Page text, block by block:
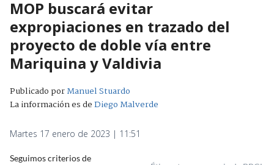
MOP buscará evitar
expropiaciones en trazado del
proyecto de doble vía entre
Mariquina y Valdivia
Publicado porManuel Stuardo
La información es deDiego Malverde
Martes 17 enero de 2023 | 11:51
Seguimos criterios de